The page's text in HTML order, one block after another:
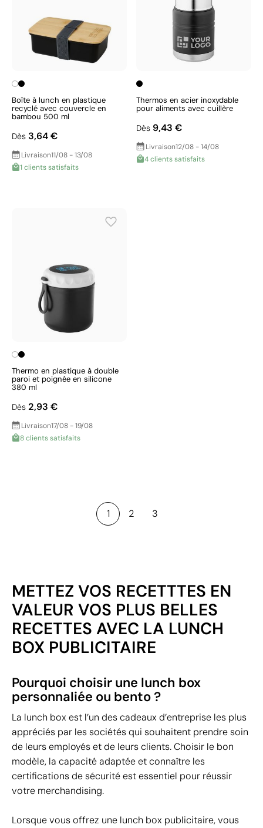
Boîte à lunch en plastique
recyclé avec couvercle en
bambou 500 ml
Dès 3,64 €
Livraison11/08 - 13/08
1 clients satisfaits
Thermos en acier inoxydable
pour aliments avec cuillère
Dès 9,43 €
Livraison12/08 - 14/08
4 clients satisfaits
Thermo en plastique à double
paroi et poignée en silicone
380 ml
Dès 2,93 €
Livraison17/08 - 19/08
8 clients satisfaits
1 2 3
METTEZ VOS RECETTTES EN
VALEUR VOS PLUS BELLES
RECETTES AVEC LA LUNCH
BOX PUBLICITAIRE
Pourquoi choisir une lunch box
personnaliée ou bento ?
La lunch box est l’un des cadeaux d’entreprise les plus
appréciés par les sociétés qui souhaitent prendre soin
de leurs employés et de leurs clients. Choisir le bon
modèle, la capacité adaptée et connaître les
certifications de sécurité est essentiel pour réussir
votre merchandising.
Lorsque vous offrez une lunch box publicitaire, vous